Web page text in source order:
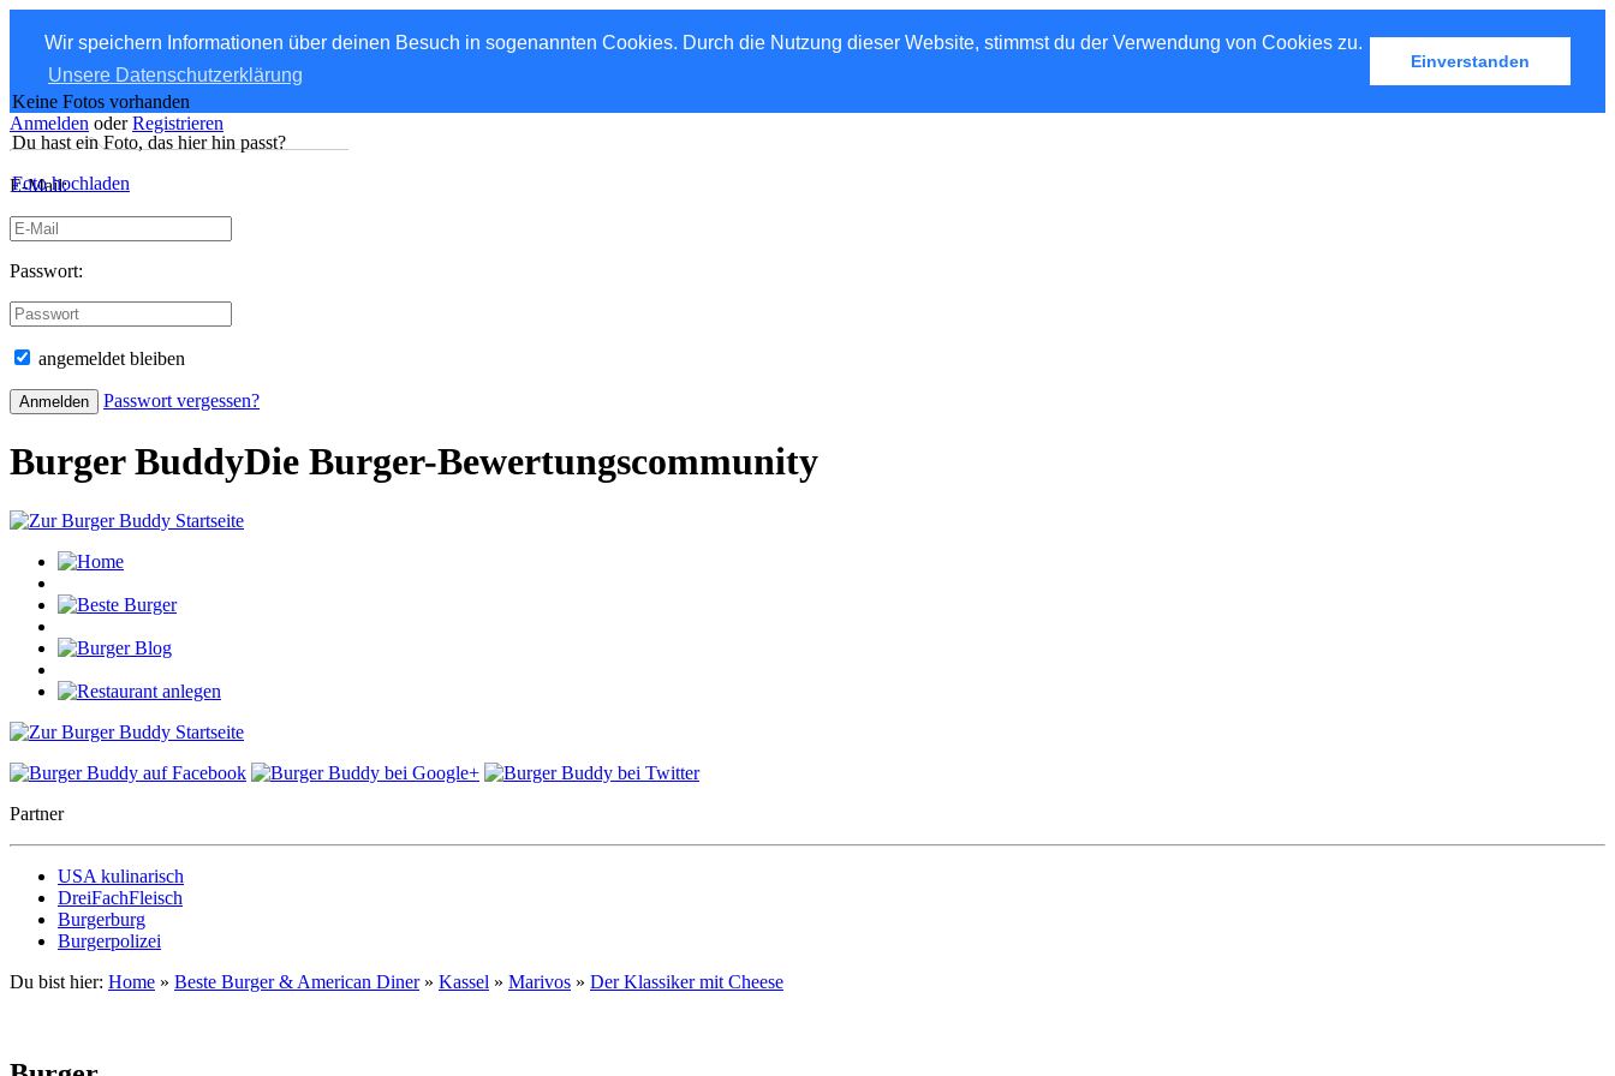
Wir speichern Informationen über deinen Besuch in sogenannten Cookies. Durch die Nutzung dieser Website, stimmst du der Verwendung von Cookies zu.
Unsere Datenschutzerklärung
Einverstanden
Anmelden oder Registrieren
E-Mail:
Passwort:
angemeldet bleiben
Passwort vergessen?
Burger BuddyDie Burger-Bewertungscommunity
Partner
USA kulinarisch
DreiFachFleisch
Burgerburg
Burgerpolizei
Du bist hier: Home » Beste Burger & American Diner» Kassel » Marivos » Der Klassiker mit Cheese
Keine Fotos vorhanden
Du hast ein Foto, das hier hin passt?
Foto hochladen